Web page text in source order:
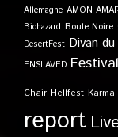
Allemagne AMON
Biohazard Boule Noire
DesertFest Divan
ENSLAVED
Chair Hellfest
report